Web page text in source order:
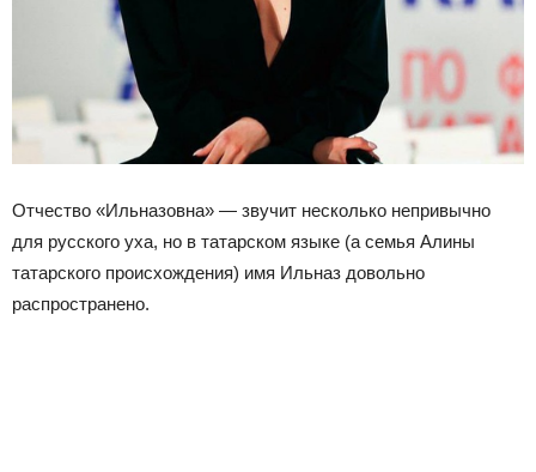
Отчество «Ильназовна» — звучит несколько непривычно
для русского уха, но в татарском языке (а семья Алины
татарского происхождения) имя Ильназ довольно
распространено.